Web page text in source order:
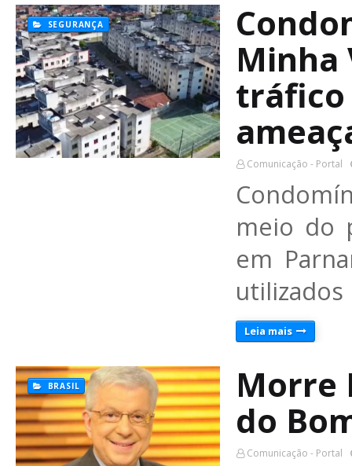
SEGURANÇA
Minha
tráfico
Comunicação - Portal
meio do
em
Leia mais
BRASIL
Morre
do
Comunicação - Portal